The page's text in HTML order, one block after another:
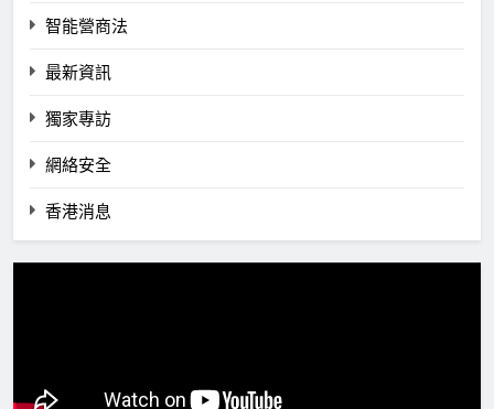
智能營商法
最新資訊
獨家專訪
網絡安全
香港消息